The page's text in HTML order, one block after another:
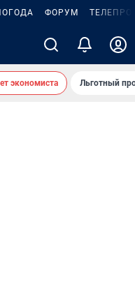
ФОРУМ
экономиста Льготный